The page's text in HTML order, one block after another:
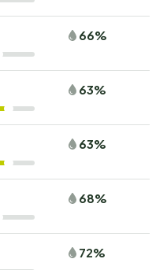
66%
63%
63%
68%
72%